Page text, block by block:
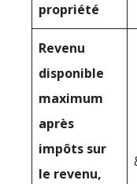
propriété
Revenu
disponible
maximum
après
impôts sur
le revenu,